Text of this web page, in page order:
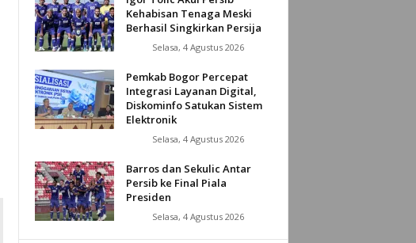
Kehabisan Tenaga Meski
Berhasil Singkirkan Persija
Selasa, 4 Agustus 2026
Pemkab Bogor Percepat
Integrasi Layanan Digital,
Diskominfo Satukan Sistem
Elektronik
Selasa, 4 Agustus 2026
Barros dan Sekulic Antar
Persib ke Final Piala
Presiden
Selasa, 4 Agustus 2026